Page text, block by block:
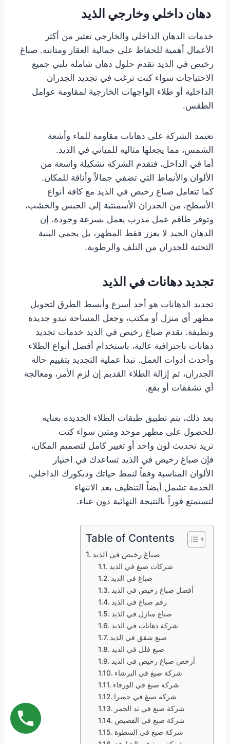
دهان داخلي وخارجي الذيد
خدمات الدهان الداخلي والخارجي تعتبر من أكثر
الأعمال أهمية للحفاظ على جمالية العقار ومتانته. صباغ
رخيص في الذيد تقدم حلول دهان شاملة تلبي جميع
الاحتياجات سواء كنت ترغب في تجديد الجدران
الداخلية أو طلاء الواجهات الخارجية لمقاومة عوامل
الطقس.
تعتمد الشركة على دهانات مقاومة للماء وأشعة
الشمس، مما يجعلها مثالية للمباني في الذيد.
أما في الداخل، فتقدم الشركة تشكيلة واسعة من
الألوان والأنماط التي تضفي جمالاً وأناقة للمكان.
كما تتعامل صباغ رخيص في الذيد مع كافة أنواع
الأسطح، من الجدران الأسمنتية إلى الجبس والخشب،
وتوفر طاقم عمل مدرب يعمل بسرعة وجودة. إن
الدهان الجيد لا يعزز فقط المظهر، بل يحمي البنية
التحتية للجدران من التلف والرطوبة.
تجديد دهانات في الذيد
تجديد الدهانات هو أحد أسرع وأبسط الطرق لتحويل
مظهر أي منزل أو مكتب، وجعل المساحة تبدو جديدة
ونظيفة. تقدم صباغ رخيص في الذيد خدمات تجديد
دهانات باحترافية عالية، باستخدام أفضل أنواع الطلاء
وأحدث أدوات العمل. تبدأ عملية التجديد بتقييم حالة
الجدران، ثم إزالة الطلاء القديم إن لزم الأمر، ومعالجة
أي تشققات أو بقع.
بعد ذلك، يتم تطبيق طبقات الطلاء الجديدة بعناية
للحصول على مظهر موحد ومتين سواء كنت
تريد تحديث لون واحد أو تغيير كامل لتصميم المكان،
فإن صباغ رخيص في الذيد تساعدك في اختيار
الألوان المناسبة وفقاً لنمط حياتك وديكورك الداخلي.
الخدمة تشمل أيضاً التنظيف بعد الانتهاء
لتستمتع فوراً بالنتيجة النهائية دون عناء.
Table of Contents
صباغ رخيص في الذيد
شركات صبغ في الذيد
صباغ في الذيد
أفضل صباغ رخيص في الذيد
رقم صباغ في الذيد
صباغ منازل في الذيد
شركة دهانات في الذيد
صبغ شقق في الذيد
صبغ فلل في الذيد
أرخص صباغ رخيص في الذيد
شركة صبغ في البرشاء
شركة صبغ في الورقاء
شركة صبغ في جميرا
شركة صبغ في ند الحمر
شركة صبغ في القصيص
شركة صبغ في السطوة